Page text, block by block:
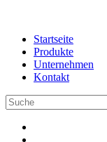
Startseite
Produkte
Unternehmen
Kontakt